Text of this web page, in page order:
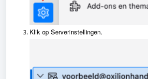
Klik op Serverinstellingen.